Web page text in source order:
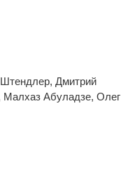
Дмитрий
Малхаз Абуладзе, Олег